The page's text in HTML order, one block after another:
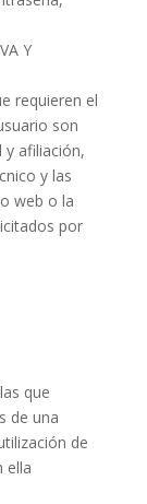
Y
requieren el
son
y afiliación,
y las
web o la
por
que
de una
de
ella